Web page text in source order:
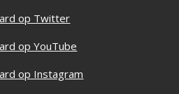
op Twitter
op YouTube
op Instagram